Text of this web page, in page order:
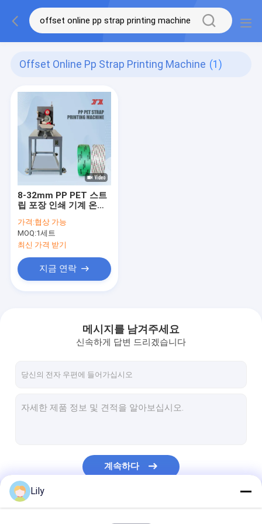
Offset Online Pp Strap Printing Machine (1)
8-32mm PP PET 스트
립 포장 인쇄 기계 온라
상
가격:협상 가능
MOQ:1세트
최신 가격 받기
지금 연락
메시지를 남겨주세요
신속하게 답변 드리겠습니다
계속하다
Lily